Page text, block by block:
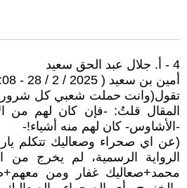
4 - أ. جلال عبد الحق سعيد
أمين بن سعيد ( 2025 / 2 / 28 - 21:08 )
تقول(وانت حملت شعبي كل
المقال قلتُ: -فإن كان لهم من
-الأشاوس- كان لهم منه أشياء!-
(عن اي صحراء وصعاليك تتكلم
الرواية الرسمية، لم يخرج
محمد+صعاليك غفار ومن